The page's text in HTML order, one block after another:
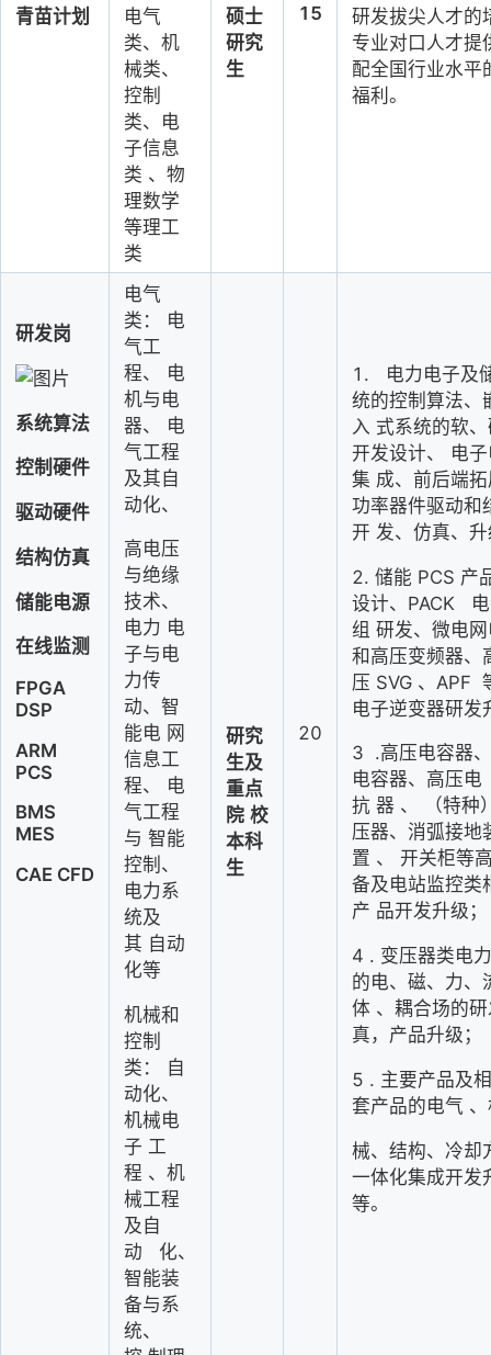
青苗计划
电气
类、机
械类、
控制
类、电
子信息
类 、物
理数学
等理工
类
硕士
研究
生
15
研发拔尖人才的
专业对口人才提
配全国行业水平
福利。
研发岗
系统算法
控制硬件
驱动硬件
结构仿真
储能电源
在线监测
FPGA
DSP
ARM
PCS
BMS
MES
CAE CFD
电气
类：
电
气工
程、
电
机与电
器、
电
气工程
及其自
动化、
高电压
与绝缘
技术、
电力 电
子与电
力传
动、智
能电 网
信息工
程、
电
气工程
与 智能
控制、
电力系
统及
其 自动
化等
机械和
控制
类：
自
动化、
机械电
子 工
程 、机
械工程
及自
动
化、
智能装
备与系
统、
研究
生及
重点
院 校
本科
生
20
1.
电力电子及
统的控制算法、
入 式系统的软
开发设计、
电
集 成、前后端
功率器件驱动和
开 发、仿真、
2. 储能 PCS 产
设计、 PACK
组 研发、微电
和高压变频器、
压 SVG 、 APF
电子逆变器研发
3 .高压电容器
电容器、高压电
抗 器 、
（特种
压器、消弧接地
置 、
开关柜等
备及电站监控类
产 品开发升级；
4 . 变压器类电
的电、磁、力、
体 、耦合场的
真，产品升级；
5 . 主要产品及
套产品的电气
械、结构、冷却
一体化集成开发
等。